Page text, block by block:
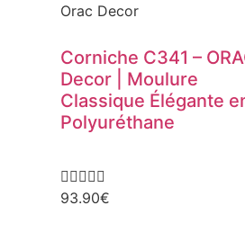
Orac Decor
Corniche C341 –
Decor | Moulure
Classique Élégante
Polyuréthane

93.90€